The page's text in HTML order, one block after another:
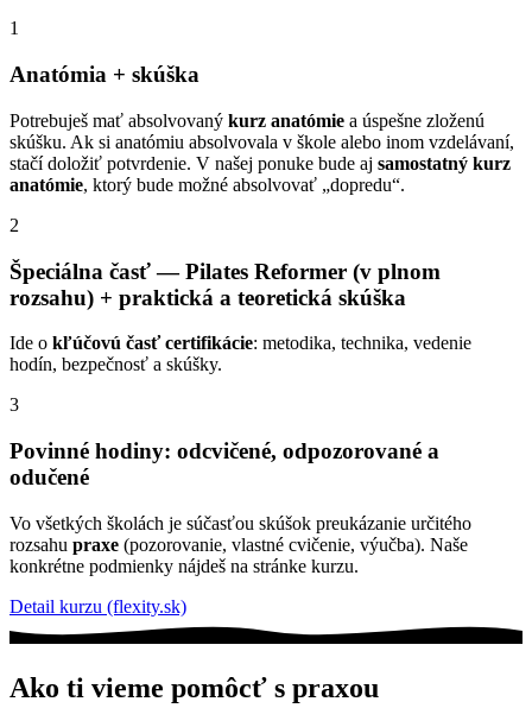
1
Anatómia + skúška
Potrebuješ mať absolvovaný kurz anatómie a úspešne zloženú
skúšku. Ak si anatómiu absolvovala v škole alebo inom vzdelávaní,
stačí doložiť potvrdenie. V našej ponuke bude aj samostatný kurz
anatómie, ktorý bude možné absolvovať „dopredu“.
2
Špeciálna časť — Pilates Reformer (v plnom
rozsahu) + praktická a teoretická skúška
Ide o kľúčovú časť certifikácie: metodika, technika, vedenie
hodín, bezpečnosť a skúšky.
3
Povinné hodiny: odcvičené, odpozorované a
odučené
Vo všetkých školách je súčasťou skúšok preukázanie určitého
rozsahu praxe (pozorovanie, vlastné cvičenie, výučba). Naše
konkrétne podmienky nájdeš na stránke kurzu.
Detail kurzu (flexity.sk)
Ako ti vieme pomôcť s praxou